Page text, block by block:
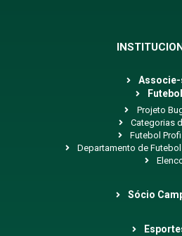
Futebol
Projeto
Categorias
Futebol
Departamento de
Sócio